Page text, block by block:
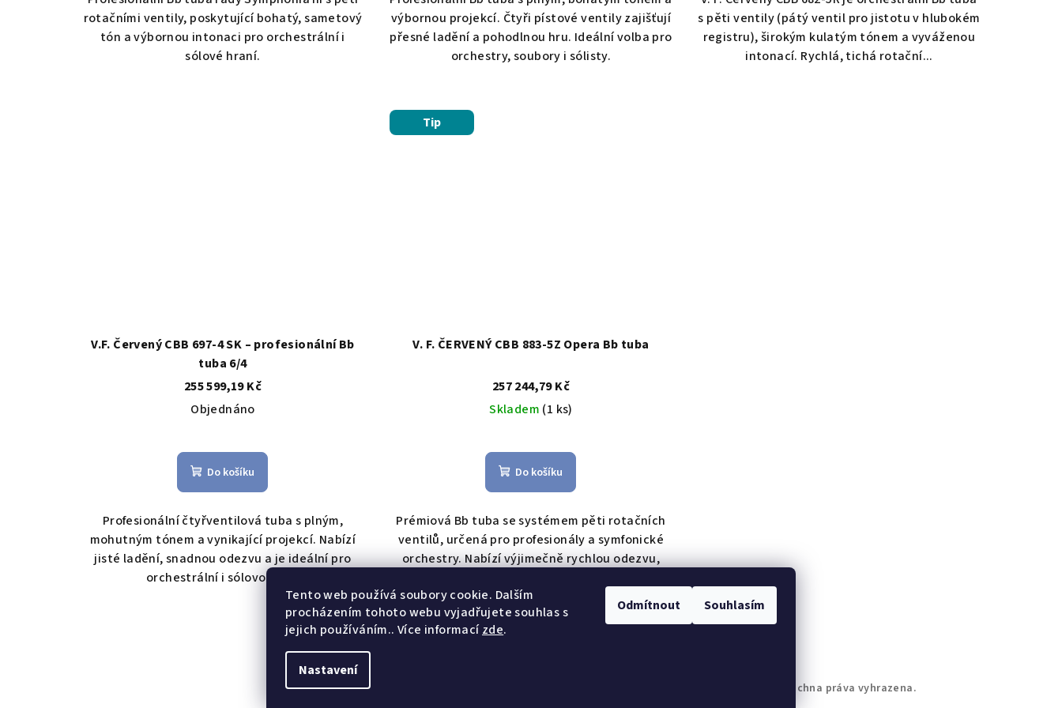
Tento web používá soubory cookie. Dalším
procházením tohoto webu vyjadřujete souhlas s
jejich používáním.. Více informacízde.
Nastavení
Odmítnout Souhlasím
rotačními ventily, poskytující bohatý, sametový
tón a výbornou intonaci pro orchestrální i
sólové hraní.
z
5
hvězdiček.
výbornou projekcí. Čtyři pístové ventily zajišťují
přesné ladění a pohodlnou hru. Ideální volba pro
orchestry, soubory i sólisty.
s pěti ventily (pátý ventil pro jistotu v hlubokém
registru), širokým kulatým tónem a vyváženou
intonací. Rychlá, tichá rotační...
V.F. Červený CBB 697-4 SK – profesionální Bb
tuba 6/4
255 599,19 Kč
Objednáno
hodnocení
produktu
je
3,6
hvězdiček.
Do košíku
Profesionální čtyřventilová tuba s plným,
mohutným tónem a vynikající projekcí. Nabízí
jisté ladění, snadnou odezvu a je ideální pro
orchestrální i sólovou hru.
Tip
V. F. ČERVENÝ CBB 883-5Z Opera Bb tuba
257 244,79 Kč
Skladem (1 ks)
hodnocení
produktu
je
4,6
z
hvězdiček.
Do košíku
Prémiová Bb tuba se systémem pěti rotačních
ventilů, určená pro profesionály a symfonické
orchestry. Nabízí výjimečně rychlou odezvu,
11položek celkem
. Všechna práva vyhrazena.